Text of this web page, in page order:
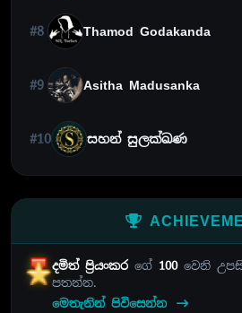
#8 Thamod Godakanda
#9 Asitha Madusanka
#10 සහන් සුලක්ඛණ
දමිත් ප්‍රියංකරගේ 100වෙනි
පතන්න.
මෙතැනින් පිවිසෙන්න